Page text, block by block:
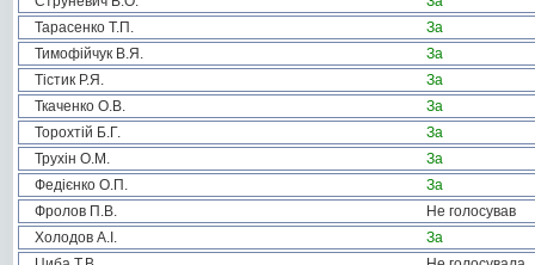
Тарасенко Т.П.
За
Тимофійчук В.Я.
За
Тістик Р.Я.
За
Ткаченко О.В.
За
Торохтій Б.Г.
За
Трухін О.М.
За
Федієнко О.П.
За
Фролов П.В.
Не голосував
Холодов А.І.
За